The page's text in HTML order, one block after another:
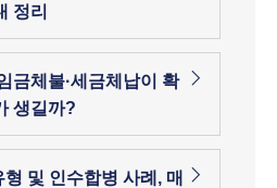
정리
금체불·세금체납이 확
생길까?
및 인수합병 사례, 매